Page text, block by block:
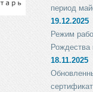
период
19.12.2025
Режим
Рождества
18.11.2025